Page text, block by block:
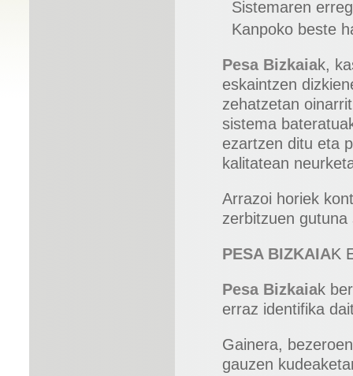
Sistemaren
Kanpoko beste
Pesa Bizkaiak,
eskaintzen
zehatzetan
sistema
ezartzen ditu eta
kalitatean
Arrazoi horiek
zerbitzuen
PESA BIZKAIAK
Pesa Bizkaiak
erraz identifika
Gainera,
gauzen